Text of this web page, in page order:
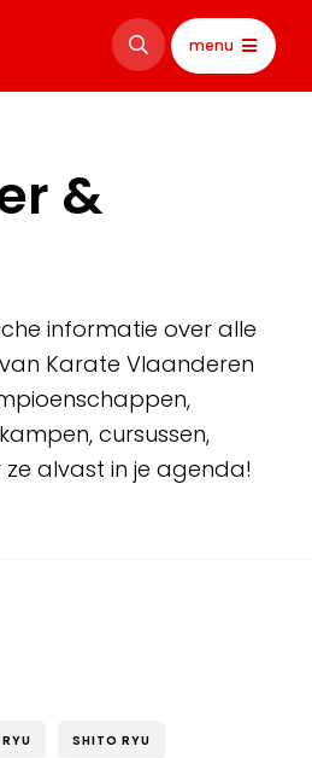
menu
&
informatie over alle
Karate Vlaanderen
cursussen,
ze alvast in je agenda!
SHITO RYU